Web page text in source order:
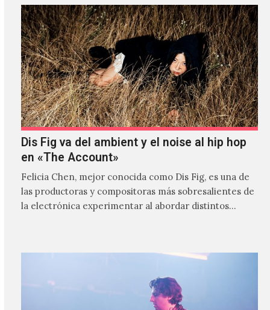
Dis Fig va del ambient y el noise al hip hop
en «The Account»
Felicia Chen, mejor conocida como Dis Fig, es una de
las productoras y compositoras más sobresalientes de
la electrónica experimentar al abordar distintos